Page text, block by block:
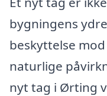
bygningens
beskyttelse
naturlige
nyt tag i Ørting